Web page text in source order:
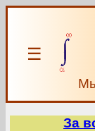
☰
За